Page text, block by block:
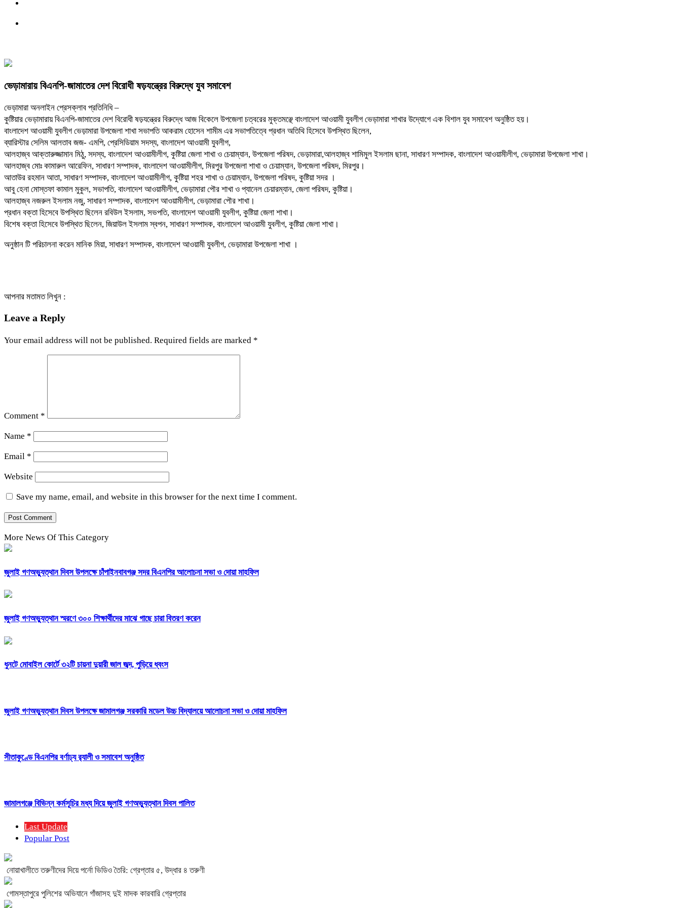
ভেড়ামারায় বিএনপি-জামাতের দেশ বিরোধী ষড়যন্ত্রের বিরুদ্ধে যুব সমাবেশ
ভেড়ামারা অনলাইন প্রেসক্লাব প্রতিনিধি –
কুষ্টিয়ার ভেড়ামারায় বিএনপি-জামাতের দেশ বিরোধী ষড়যন্ত্রের বিরুদ্ধে আজ বিকেলে উপজেলা চত্বরের মুক্তমঞ্ছে বাংলাদেশ আওয়ামী যুবলীগ ভেড়ামারা শাখার উদ্যোগে এক বিশাল যুব সমাবেশ অনুষ্ঠিত হয়।
বাংলাদেশ আওয়ামী যুবলীগ ভেড়ামারা উপজেলা শাখা সভাপতি আকরাম হোসেন শামীম এর সভাপতিত্বে প্রধান অতিথি হিসেবে উপস্থিত ছিলেন,
ব্যারিস্টার সেলিম আলতাব জজ- এমপি, প্রেসিডিয়াম সদস্য, বাংলাদেশ আওয়ামী যুবলীগ,
আলহাজ্ব আক্তারুজ্জামান মিঠু, সদস্য, বাংলাদেশ আওয়ামীলীগ, কুষ্টিয়া জেলা শাখা ও চেয়াম্যান, উপজেলা পরিষদ, ভেড়ামারা,আলহাজ্ব শামিমুল ইসলাম ছানা, সাধারণ সম্পাদক, বাংলাদেশ আওয়ামীলীগ, ভেড়ামারা উপজেলা শাখা।
আলহাজ্ব মোঃ কামারুল আরেফিন, সাধারণ সম্পাদক, বাংলাদেশ আওয়ামীলীগ, মিরপুর উপজেলা শাখা ও চেয়াম্যান, উপজেলা পরিষদ, মিরপুর।
আতাউর রহমান আতা, সাধারণ সম্পাদক, বাংলাদেশ আওয়ামীলীগ, কুষ্টিয়া শহর শাখা ও চেয়াম্যান, উপজেলা পরিষদ, কুষ্টিয়া সদর ।
আবু হেনা মোস্তফা কামাল মুকুল, সভাপতি, বাংলাদেশ আওয়ামীলীগ, ভেড়ামারা পৌর শাখা ও প্যানেল চেয়ারম্যান, জেলা পরিষদ, কুষ্টিয়া।
আলহাজ্ব নজরুল ইসলাম নজু, সাধারণ সম্পাদক, বাংলাদেশ আওয়ামীলীগ, ভেড়ামারা পৌর শাখা।
প্রধান বক্তা হিসেবে উপস্থিত ছিলেন রবিউল ইসলাম, সভপতি, বাংলাদেশ আওয়ামী যুবলীগ, কুষ্টিয়া জেলা শাখা।
বিশেষ বক্তা হিসেবে উপস্থিত ছিলেন, জিয়াউল ইসলাম স্বপন, সাধারণ সম্পাদক, বাংলাদেশ আওয়ামী যুবলীগ, কুষ্টিয়া জেলা শাখা।
অনুষ্ঠান টি পরিচালনা করেন মানিক মিয়া, সাধারণ সম্পাদক, বাংলাদেশ আওয়ামী যুবলীগ, ভেড়ামারা উপজেলা শাখা ।
আপনার মতামত লিখুন :
Leave a Reply
Your email address will not be published. Required fields are marked *
Comment *
Name *
Email *
Website
Save my name, email, and website in this browser for the next time I comment.
More News Of This Category
জুলাই গণঅভ্যুত্থান দিবস উপলক্ষে চাঁপাইনবাবগঞ্জ সদর বিএনপির আলোচনা সভা ও দোয়া মাহফিল
জুলাই গণঅভ্যুত্থান স্মরণে ৩০০ শিক্ষার্থীদের মাঝে গাছে চারা বিতরণ করেন
ধুনটে মোবাইল কোর্টে ৩২টি চায়না দুয়ারী জাল জব্দ, পুড়িয়ে ধ্বংস
জুলাই গণঅভ্যুত্থান দিবস উপলক্ষে জামালগঞ্জ সরকারি মডেল উচ্চ বিদ্যালয়ে আলোচনা সভা ও দোয়া মাহফিল
সীতাকুণ্ডে বিএনপির বর্ণাঢ্য র‍্যালী ও সমাবেশ অনুষ্ঠিত
জামালগঞ্জে বিভিন্ন কর্মসূচির মধ্য দিয়ে জুলাই গণঅভ্যুত্থান দিবস পালিত
Last Update
Popular Post
নোয়াখালীতে তরুণীদের দিয়ে পর্নো ভিডিও তৈরি: গ্রেপ্তার ৫, উদ্ধার ৪ তরুণী
গোমস্তাপুরে পুলিশের অভিযানে গাঁজাসহ দুই মাদক কারবারি গ্রেপ্তার